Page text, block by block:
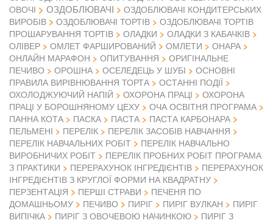
ОВОЧІ
ОЗДОБЛЮВАЧІ
ОЗДОБЛЮВАЧІ КОНДИТЕРСЬКИХ
ВИРОБІВ
ОЗДОБЛЮВАЧІ ТОРТІВ
ОЗДОБЛЮВАЧІ ТОРТІВ
ПРОШАРУВАННЯ ТОРТІВ
ОЛАДКИ
ОЛАДКИ З КАБАЧКІВ
ОЛІВЕР
ОМЛЕТ ФАРШИРОВАНИЙ ОМЛЕТИ
ОНАРА
ОНЛАЙН МАРАФОН
ОПИТУВАННЯ
ОРИГІНАЛЬНЕ
ПЕЧИВО
ОРОШНА ОСЕЛЕДЕЦЬ У ШУБІ
ОСНОВНІ
ПРАВИЛА ВИРІВНЮВАННЯ ТОРТА
ОСТАННІ ПОДІЇ
ОХОЛОДЖУЮЧИЙ НАПІЙ
ОХОРОНА ПРАЦІ
ОХОРОНА
ПРАЦІ У БОРОШНЯНОМУ ЦЕХУ
ОЧА ОСВІТНЯ ПРОГРАМА
ПАННА КОТА
ПАСКА ПАСТА
ПАСТА КАРБОНАРА
ПЕЛЬМЕНІ
ПЕРЕЛІК
ПЕРЕЛІК ЗАСОБІВ НАВЧАННЯ
ПЕРЕЛІК НАВЧАЛЬНИХ РОБІТ
ПЕРЕЛІК НАВЧАЛЬНО
ВИРОБНИЧИХ РОБІТ
ПЕРЕЛІК ПРОБНИХ РОБІТ ПРОГРАМА
З ПРАКТИКИ
ПЕРЕРАХУНОК ІНГРЕДІЄНТІВ
ПЕРЕРАХУНОК
ІНГРЕДІЄНТІВ З КРУГЛОЇ ФОРМИ НА КВАДРАТНУ
ПЕРЗЕНТАЦІЯ
ПЕРШІ СТРАВИ
ПЕЧЕНЯ ПО
ДОМАШНЬОМУ
ПЕЧИВО ПИРІГ ПИРІГ ВУЛКАН
ПИРІГ
ВИПІЧКА
ПИРІГ З ОВОЧЕВОЮ НАЧИНКОЮ
ПИРІГ З